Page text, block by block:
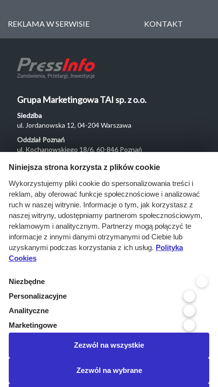
REKLAMA W SERWISIE KONTAKT
Grupa Marketingowa TAI sp. z o.o.
Siedziba
ul. Jordanowska 12, 04-204 Warszawa
Oddział Poznań
ul. Kochanowskiego 18/6, 60-846 Poznań
Menu
O nas
Rozwiązania
Monitoring
przetargów
Raporty
przetargowe
Kontakt
Kontakt
Infolinia 800 800 707
kontakt@pressinfo.pl
Niniejsza strona korzysta z plików cookie
Wykorzystujemy pliki cookie do spersonalizowania treści i
reklam, aby oferować funkcje społecznościowe i analizować
ruch w naszej witrynie. Informacje o tym, jak korzystasz z
naszej witryny, udostępniamy partnerom społecznościowym,
reklamowym i analitycznym. Partnerzy mogą połączyć te
informacje z innymi danymi otrzymanymi od Ciebie lub
uzyskanymi podczas korzystania z ich usług. Polityka
Cookies
Niezbędne
Personalizacyjne
Analityczne
Marketingowe
Zezwól na wszystkie
Zezwól na wybrane